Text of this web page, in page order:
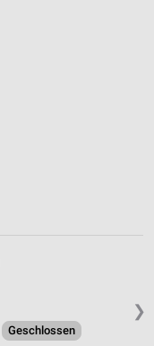
❯
Geschlossen